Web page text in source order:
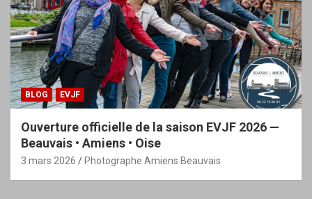
BLOG EVJF
Ouverture officielle de la saison EVJF 2026 —
Beauvais • Amiens • Oise
3 mars 2026 Photographe Amiens Beauvais